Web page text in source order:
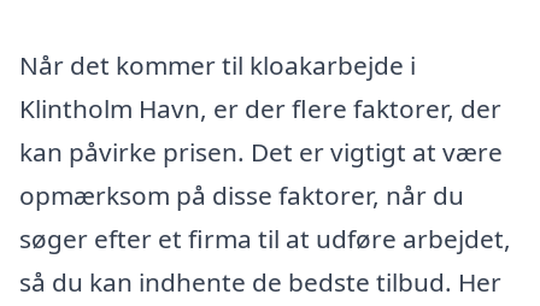
Når det kommer til kloakarbejde i
Klintholm Havn, er der flere faktorer, der
kan påvirke prisen. Det er vigtigt at være
opmærksom på disse faktorer, når du
søger efter et firma til at udføre arbejdet,
så du kan indhente de bedste tilbud. Her